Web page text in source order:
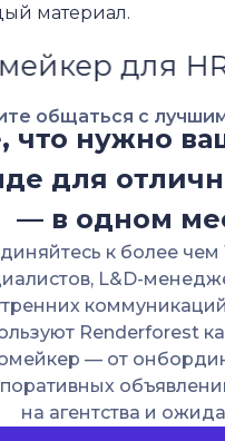
материал.
HR ИИ -
общаться с
что нужно
для
— в одном
к более
L&D-
Renderforest
— от
на агентства и